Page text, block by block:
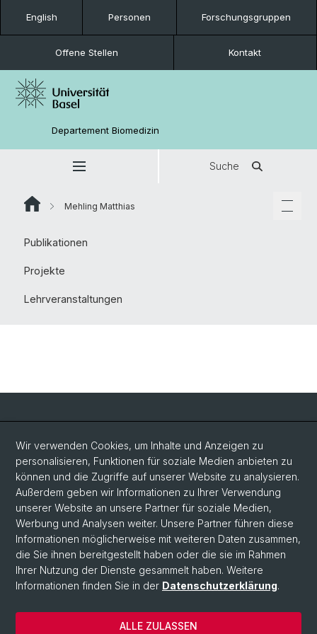
English Personen Forschungsgruppen
Offene Stellen Kontakt
Departement Biomedizin
Suche
Mehling Matthias
Publikationen
Projekte
Lehrveranstaltungen
Social Media
LinkedIn
Bluesky
Vimeo
© Universität Basel
Datenschutzerklärung
Wir verwenden Cookies, um Inhalte und Anzeigen zu
personalisieren, Funktionen für soziale Medien anbieten zu
können und die Zugriffe auf unserer Website zu analysieren.
Außerdem geben wir Informationen zu Ihrer Verwendung
unserer Website an unsere Partner für soziale Medien,
Werbung und Analysen weiter. Unsere Partner führen diese
Informationen möglicherweise mit weiteren Daten zusammen,
die Sie ihnen bereitgestellt haben oder die sie im Rahmen
Ihrer Nutzung der Dienste gesammelt haben. Weitere
Informationen finden Sie in der Datenschutzerklärung.
ALLE ZULASSEN